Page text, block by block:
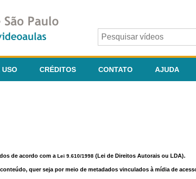
USO CRÉDITOS CONTATO AJUDA
de acordo com a Lei 9.610/1998 (Lei de Direitos Autorais ou LDA).
quer seja por meio de metadados vinculados à mídia de